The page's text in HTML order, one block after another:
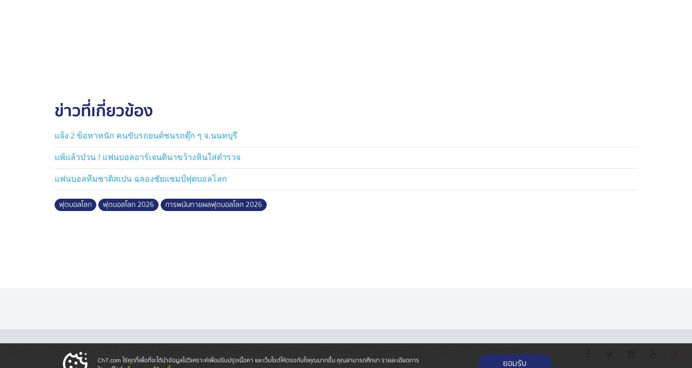
ข่าวที่เกี่ยวข้อง
แจ้ง 2 ข้อหาหนัก คนขับรถยนต์ชนรถตุ๊ก ๆ จ.นนทบุรี
แพ้แล้วป่วน ! แฟนบอลอาร์เจนตินาขว้างหินใส่ตำรวจ
แฟนบอลทีมชาติสเปน ฉลองชัยแชมป์ฟุตบอลโลก
ฟุตบอลโลก ฟุตบอลโลก 2026 การพนันทายผลฟุตบอลโลก 2026
Copyright © 2026 Bangkok Broadcasting & T.V. Co.,Ltd. All rights reserved
Ch7.com ใช้คุกกี้เพื่อที่จะได้นำข้อมูลไปวิเคราะห์เพื่อปรับปรุงเนื้อหา และเว็บไซต์ให้ตรงกับใจคุณมากขึ้น คุณสามารถศึกษา รายละเอียดการ
ยอมรับ